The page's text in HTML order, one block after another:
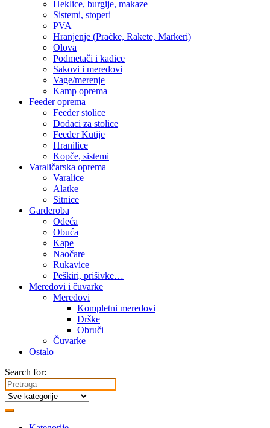
Heklice, burgije, makaze
Sistemi, stoperi
PVA
Hranjenje (Praćke, Rakete, Markeri)
Olova
Podmetači i kadice
Sakovi i meredovi
Vage/merenje
Kamp oprema
Feeder oprema
Feeder stolice
Dodaci za stolice
Feeder Kutije
Hranilice
Kopče, sistemi
Varaličarska oprema
Varalice
Alatke
Sitnice
Garderoba
Odeća
Obuća
Kape
Naočare
Rukavice
Peškiri, prišivke…
Meredovi i čuvarke
Meredovi
Kompletni meredovi
Drške
Obruči
Čuvarke
Ostalo
Search for: